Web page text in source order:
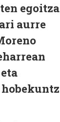
egoitza
aurre